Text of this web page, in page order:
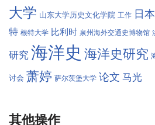
大学 山东大学历史文化学院 工作 日本
特 根特大学 比利时 泉州海外交通史博物馆
研究 海洋史 海洋史研究
讨会 萧婷 萨尔茨堡大学 论文 马光
其他操作